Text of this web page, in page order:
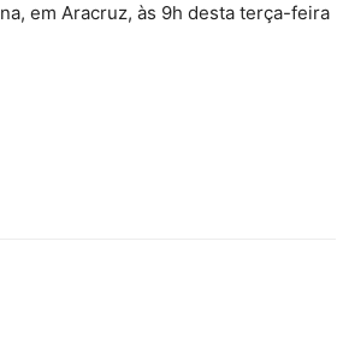
em Aracruz, às 9h desta terça-feira